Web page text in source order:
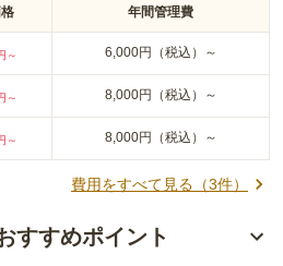
年間管理費
～ 6,000円（税込）～
～ 8,000円（税込）～
～ 8,000円（税込）～
費用をすべて見る（3件）
すすめポイント